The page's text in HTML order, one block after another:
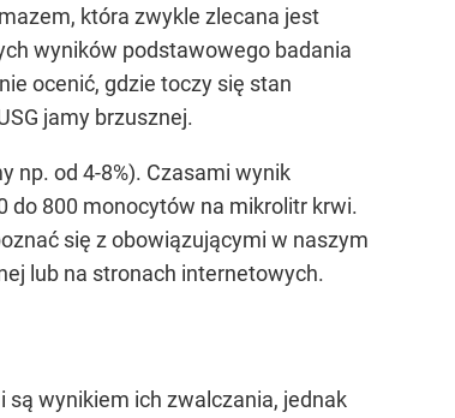
która zwykle zlecana jest
wyników podstawowego badania
ocenić, gdzie toczy się stan
jamy brzusznej.
np. od 4-8%). Czasami wynik
do 800 monocytów na mikrolitr krwi.
się z obowiązującymi w naszym
lub na stronach internetowych.
wynikiem ich zwalczania, jednak